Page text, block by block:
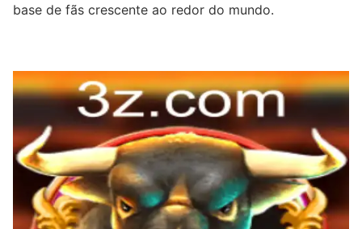
base de fãs crescente ao redor do mundo.